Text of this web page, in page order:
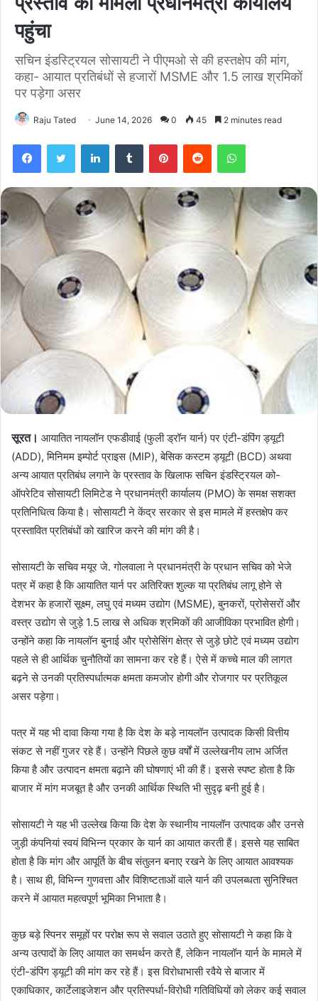
पहुंचा
सचिन इंडस्ट्रियल सोसायटी ने पीएमओ से की हस्तक्षेप की मांग,
कहा- आयात प्रतिबंधों से हजारों MSME और 1.5 लाख श्रमिकों
पर पड़ेगा असर
Raju Tated June 14, 2026 0 45 2 minutes read
FacebookTwitter LinkedInTumblr PinterestReddit WhatsApp
सूरत। आयातित नायलॉन एफडीवाई (फुली ड्रॉन यार्न) पर एंटी-डंपिंग ड्यूटी
(ADD), मिनिमम इम्पोर्ट प्राइस (MIP), बेसिक कस्टम ड्यूटी (BCD) अथवा
अन्य आयात प्रतिबंध लगाने के प्रस्ताव के खिलाफ सचिन इंडस्ट्रियल को-
ऑपरेटिव सोसायटी लिमिटेड ने प्रधानमंत्री कार्यालय (PMO) के समक्ष सशक्त
प्रतिनिधित्व किया है। सोसायटी ने केंद्र सरकार से इस मामले में हस्तक्षेप कर
प्रस्तावित प्रतिबंधों को खारिज करने की मांग की है।
सोसायटी के सचिव मयूर जे. गोलवाला ने प्रधानमंत्री के प्रधान सचिव को भेजे
पत्र में कहा है कि आयातित यार्न पर अतिरिक्त शुल्क या प्रतिबंध लागू होने से
देशभर के हजारों सूक्ष्म, लघु एवं मध्यम उद्योग (MSME), बुनकरों, प्रोसेसरों और
वस्त्र उद्योग से जुड़े 1.5 लाख से अधिक श्रमिकों की आजीविका प्रभावित होगी।
उन्होंने कहा कि नायलॉन बुनाई और प्रोसेसिंग क्षेत्र से जुड़े छोटे एवं मध्यम उद्योग
पहले से ही आर्थिक चुनौतियों का सामना कर रहे हैं। ऐसे में कच्चे माल की लागत
बढ़ने से उनकी प्रतिस्पर्धात्मक क्षमता कमजोर होगी और रोजगार पर प्रतिकूल
असर पड़ेगा।
पत्र में यह भी दावा किया गया है कि देश के बड़े नायलॉन उत्पादक किसी वित्तीय
संकट से नहीं गुजर रहे हैं। उन्होंने पिछले कुछ वर्षों में उल्लेखनीय लाभ अर्जित
किया है और उत्पादन क्षमता बढ़ाने की घोषणाएं भी की हैं। इससे स्पष्ट होता है कि
बाजार में मांग मजबूत है और उनकी आर्थिक स्थिति भी सुदृढ़ बनी हुई है।
सोसायटी ने यह भी उल्लेख किया कि देश के स्थानीय नायलॉन उत्पादक और उनसे
जुड़ी कंपनियां स्वयं विभिन्न प्रकार के यार्न का आयात करती हैं। इससे यह साबित
होता है कि मांग और आपूर्ति के बीच संतुलन बनाए रखने के लिए आयात आवश्यक
है। साथ ही, विभिन्न गुणवत्ता और विशिष्टताओं वाले यार्न की उपलब्धता सुनिश्चित
करने में आयात महत्वपूर्ण भूमिका निभाता है।
कुछ बड़े स्पिनर समूहों पर परोक्ष रूप से सवाल उठाते हुए सोसायटी ने कहा कि वे
अन्य उत्पादों के लिए आयात का समर्थन करते हैं, लेकिन नायलॉन यार्न के मामले में
एंटी-डंपिंग ड्यूटी की मांग कर रहे हैं। इस विरोधाभासी रवैये से बाजार में
एकाधिकार, कार्टेलाइजेशन और प्रतिस्पर्धा-विरोधी गतिविधियों को लेकर कई सवाल